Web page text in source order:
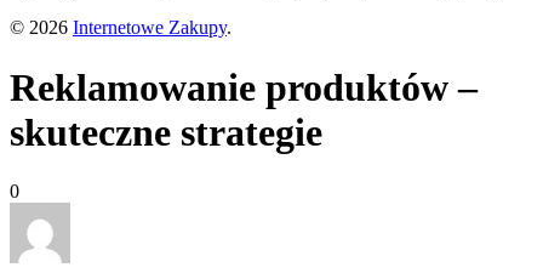
© 2026 Internetowe Zakupy.
Reklamowanie produktów –
skuteczne strategie
0